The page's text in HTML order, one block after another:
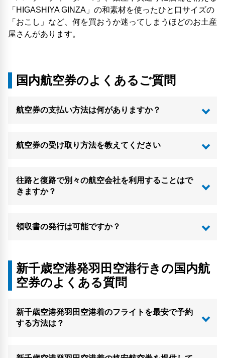
「HIGASHIYA GINZA」の和素材を使ったひと口サイズの
「おこし」など、何を買おうか迷ってしまうほどのお土産
屋さんがあります。
国内航空券のよくあるご質問
航空券の支払い方法は何がありますか？
航空券の受け取り方法を教えてください
往路と復路で別々の航空会社を利用することはで
きますか？
領収書の発行は可能ですか？
新千歳空港発羽田空港行きの国内航
空券のよくある質問
新千歳空港発羽田空港着のフライトを最安で予約
する方法は？